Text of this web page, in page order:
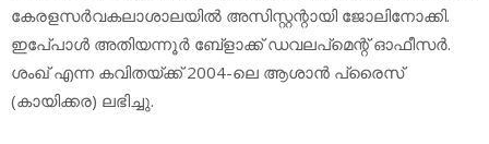
കേരളസര്‍വകലാശാലയില്‍ അസിസ്റ്റന്റായി ജോലിനോക്കി.
ഇപേ്പാള്‍ അതിയന്നൂര്‍ ബേ്‌ളാക്ക് ഡവലപ്‌മെന്റ് ഓഫീസര്‍.
ശംഖ് എന്ന കവിതയ്ക്ക് 2004-ലെ ആശാന്‍ പ്രൈസ്
(കായിക്കര) ലഭിച്ചു.